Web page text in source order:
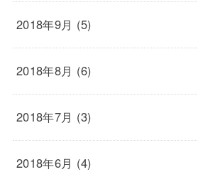
2018年9月 (5)
2018年8月 (6)
2018年7月 (3)
2018年6月 (4)